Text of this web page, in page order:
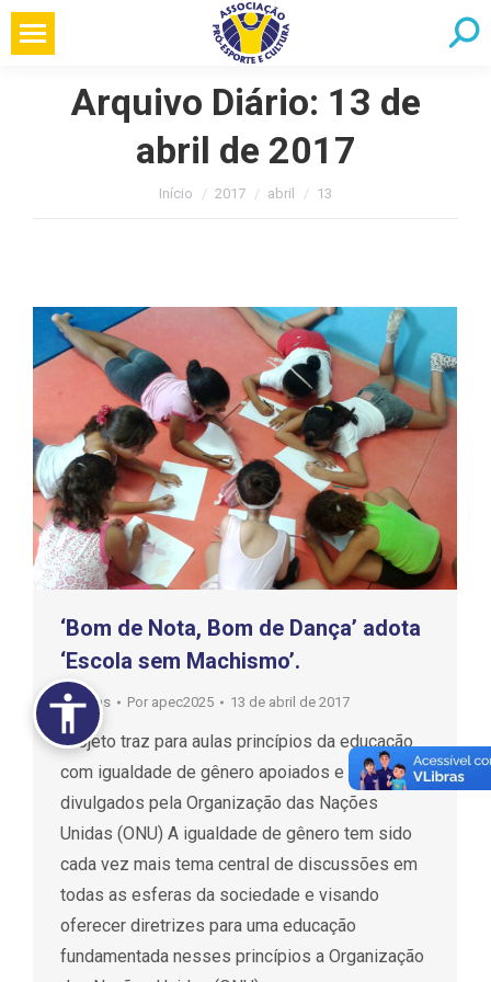
Pular
para
Arquivo Diário: 13 de
abril de 2017
Você está aqui:
Início 2017 abril 13
‘Bom de Nota, Bom de Dança’ adota
‘Escola sem Machismo’.
notícias Por apec2025 13 de abril de 2017
Projeto traz para aulas princípios da educação
com igualdade de gênero apoiados e
divulgados pela Organização das Nações
Unidas (ONU) A igualdade de gênero tem sido
cada vez mais tema central de discussões em
todas as esferas da sociedade e visando
oferecer diretrizes para uma educação
fundamentada nesses princípios a Organização